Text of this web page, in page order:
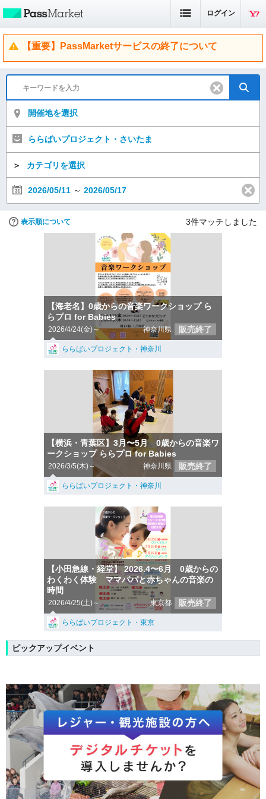
ログイン
【重要】PassMarketサービスの終了について
開催地を選択
ららばいプロジェクト・さいたま
＞ カテゴリを選択
2026/05/11 ～ 2026/05/17
表示順について 3件マッチしました
【海老名】0歳からの音楽ワークショップ ら
らプロ for Babies
2026/4/24(金)～ 神奈川県 販売終了
ららばいプロジェクト・神奈川
【横浜・青葉区】3月〜5月 0歳からの音楽ワ
ークショップ ららプロ for Babies
2026/3/5(木)～ 神奈川県 販売終了
ららばいプロジェクト・神奈川
【小田急線・経堂】 2026.4〜6月 0歳からの
わくわく体験 ママパパと赤ちゃんの音楽の
時間
2026/4/25(土)～ 東京都 販売終了
ららばいプロジェクト・東京
ピックアップイベント